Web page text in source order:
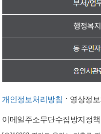
개인정보처리방침 영상정
이메일주소무단수집방지정책